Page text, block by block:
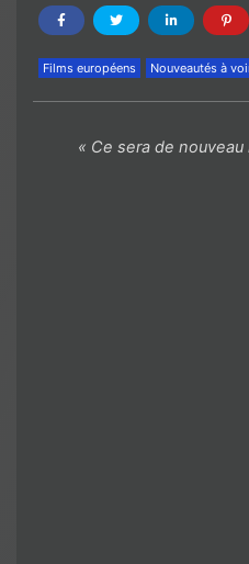
Films européens Nouveautés à
« Ce sera de nouveau